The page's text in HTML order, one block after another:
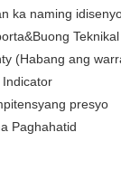
ka naming
(Habang ang
presyo
Paghahatid